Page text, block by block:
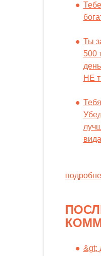
Ты
500
НЕ
&gt;